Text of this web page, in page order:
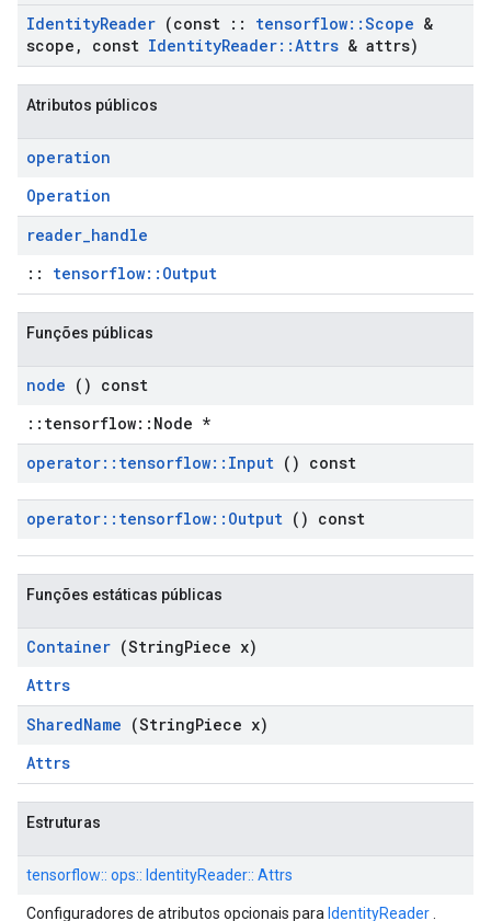
IdentityReader (const :: tensorflow::Scope &
scope , const IdentityReader::Attrs & attrs)
Atributos públicos
operation
Operation
reader_handle
:: tensorflow::Output
Funções públicas
node () const
::tensorflow::Node *
operator:: tensorflow:: Input () const
operator:: tensorflow:: Output () const
Funções estáticas públicas
Container (StringPiece x)
Attrs
SharedName (StringPiece x)
Attrs
Estruturas
tensorflow:: ops:: IdentityReader:: Attrs
Configuradores de atributos opcionais para IdentityReader